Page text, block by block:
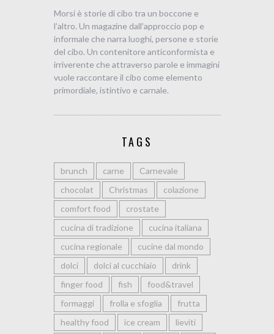
Morsi è storie di cibo tra un boccone e
l’altro. Un magazine dall’approccio pop e
informale che narra luoghi, persone e storie
del cibo. Un contenitore anticonformista e
irriverente che attraverso parole e immagini
vuole raccontare il cibo come elemento
primordiale, istintivo e carnale.
TAGS
brunch carne
Carnevale
chocolat
Christmas
colazione
comfort food
crostate
cucina di tradizione
cucina italiana
cucina regionale
cucine dal mondo
dolci
dolci al cucchiaio
drink
finger food
fish
food&travel
formaggi
frolla e sfoglia
frutta
healthy food
ice cream lieviti